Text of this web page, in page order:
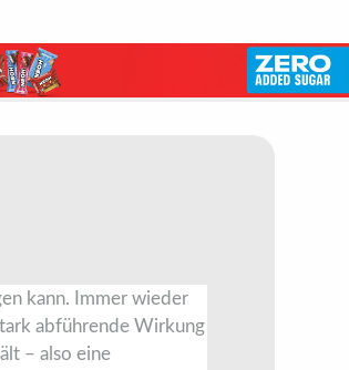
kann. Immer wieder
abführende Wirkung
– also eine